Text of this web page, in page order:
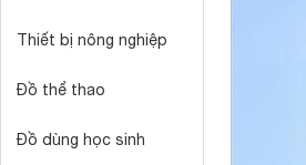
Thiết bị nông nghiệp
Đồ thể thao
Đồ dùng học sinh